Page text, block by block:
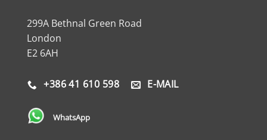
299A Bethnal Green Road
London
E2 6AH
+386 41 610 598 E-MAIL
WhatsApp